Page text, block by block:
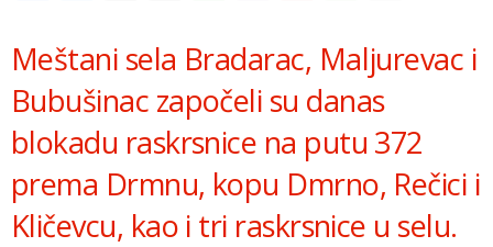
Meštani sela Bradarac, Maljurevac i
Bubušinac započeli su danas
blokadu raskrsnice na putu 372
prema Drmnu, kopu Dmrno, Rečici i
Kličevcu, kao i tri raskrsnice u selu.